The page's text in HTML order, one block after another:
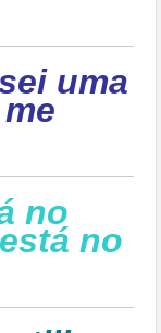
uma
no
no